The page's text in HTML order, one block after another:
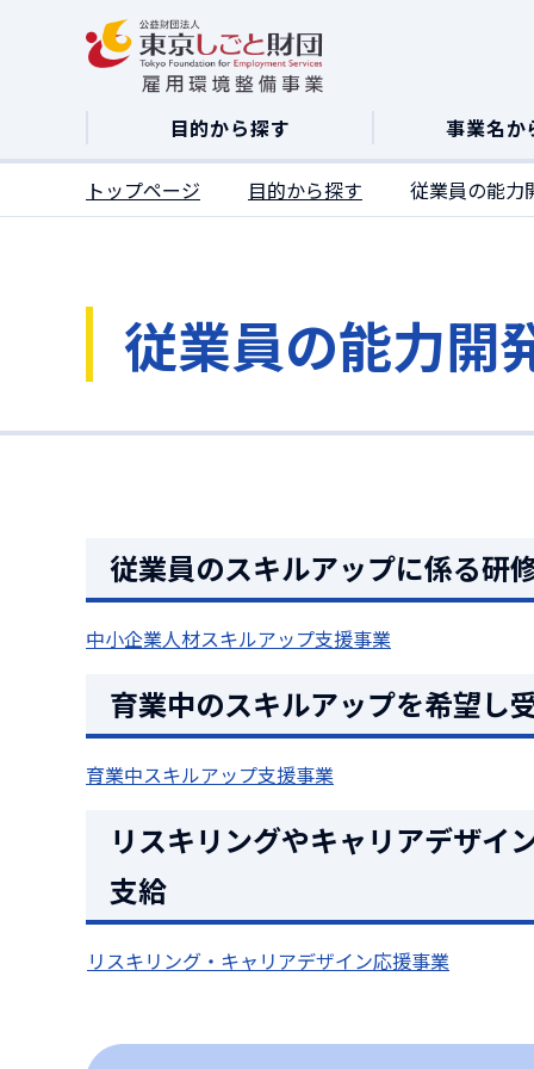
ここがページトップです
目的から探す
事業名か
トップページ 目的から探す 従業員の能力
従業員の能力開
従業員のスキルアップに係る研
中小企業人材スキルアップ支援事業
育業中のスキルアップを希望し
育業中スキルアップ支援事業
リスキリングやキャリアデザイ
支給
リスキリング・キャリアデザイン応援事業